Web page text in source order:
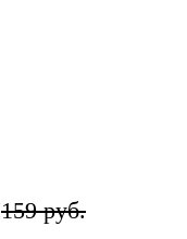
159 руб.